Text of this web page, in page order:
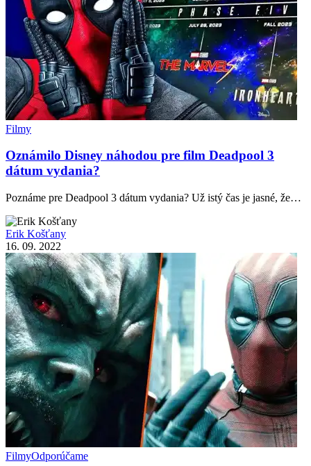
Filmy
Oznámilo Disney náhodou pre film Deadpool 3
dátum vydania?
Poznáme pre Deadpool 3 dátum vydania? Už istý čas je jasné, že…
Erik Košťany
16. 09. 2022
FilmyOdporúčame